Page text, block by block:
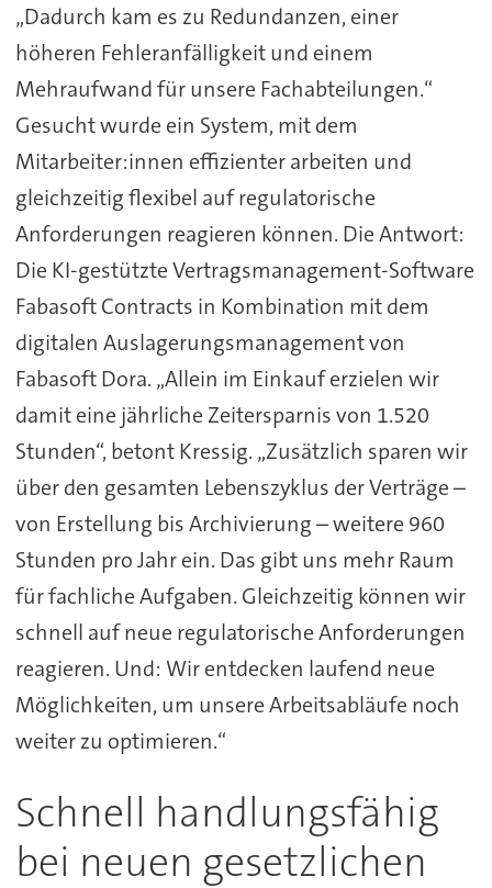
„Dadurch kam es zu Redundanzen, einer
höheren Fehleranfälligkeit und einem
Mehraufwand für unsere Fachabteilungen.“
Gesucht wurde ein System, mit dem
Mitarbeiter:innen effizienter arbeiten und
gleichzeitig flexibel auf regulatorische
Anforderungen reagieren können. Die Antwort:
Die KI-gestützte Vertragsmanagement-Software
Fabasoft Contracts in Kombination mit dem
digitalen Auslagerungsmanagement von
Fabasoft Dora. „Allein im Einkauf erzielen wir
damit eine jährliche Zeitersparnis von 1.520
Stunden“, betont Kressig. „Zusätzlich sparen wir
über den gesamten Lebenszyklus der Verträge –
von Erstellung bis Archivierung – weitere 960
Stunden pro Jahr ein. Das gibt uns mehr Raum
für fachliche Aufgaben. Gleichzeitig können wir
schnell auf neue regulatorische Anforderungen
reagieren. Und: Wir entdecken laufend neue
Möglichkeiten, um unsere Arbeitsabläufe noch
weiter zu optimieren.“
Schnell handlungsfähig
bei neuen gesetzlichen